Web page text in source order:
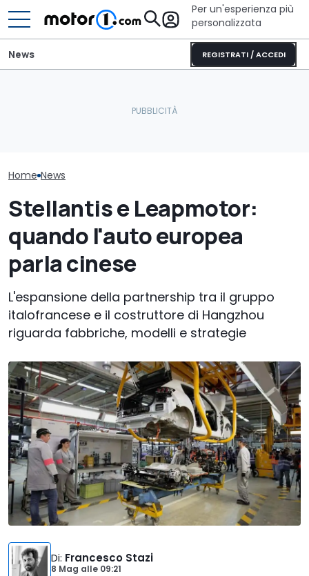
Per un'esperienza più
personalizzata
REGISTRATI / ACCEDI
News
Home News
Stellantis e Leapmotor:
quando l'auto europea
parla cinese
L'espansione della partnership tra il gruppo
italofrancese e il costruttore di Hangzhou
riguarda fabbriche, modelli e strategie
Di: Francesco Stazi
8 Mag alle 09:21